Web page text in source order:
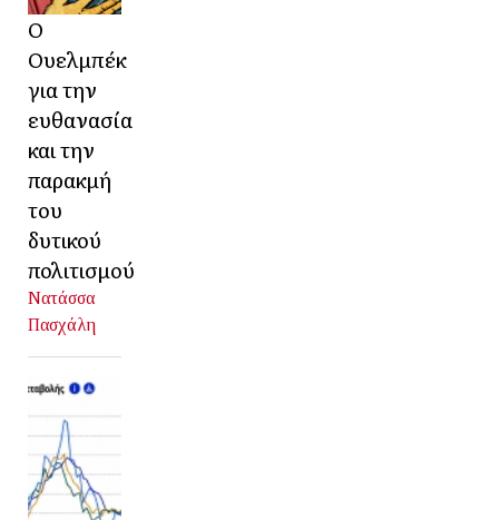
Ο
Ουελμπέκ
για την
ευθανασία
και την
παρακμή
του
δυτικού
πολιτισμού
Νατάσσα
Πασχάλη